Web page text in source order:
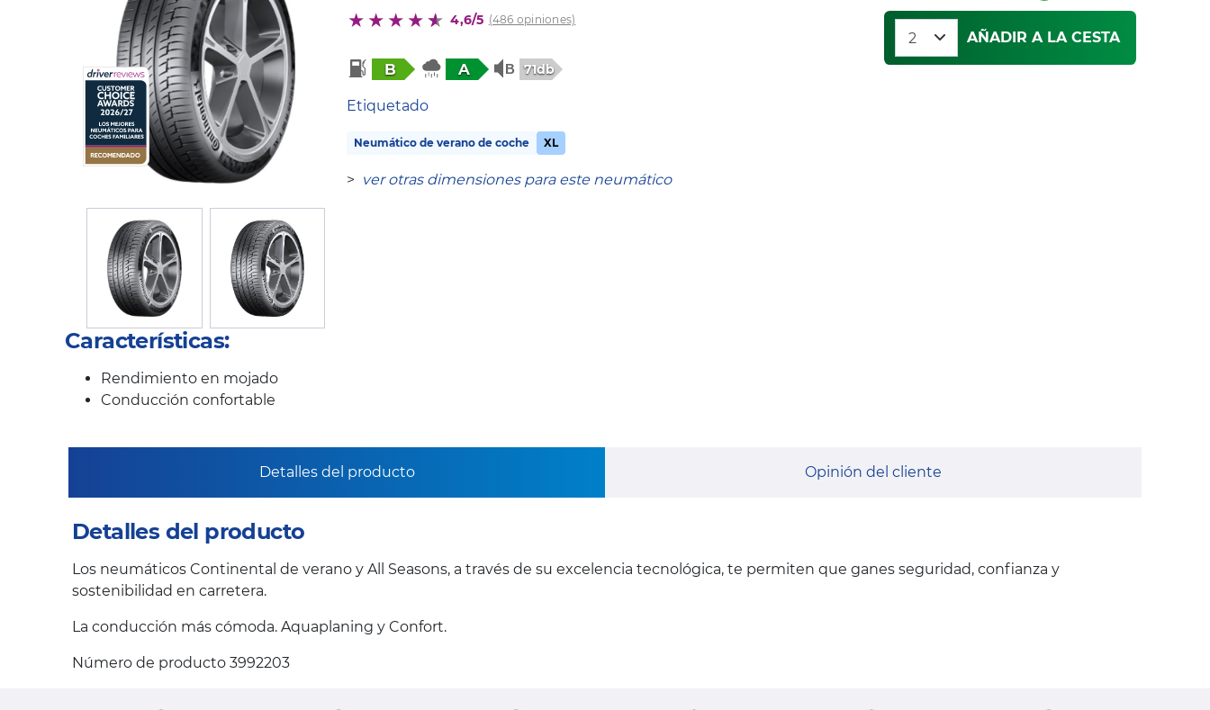
4,6/5 (486 opiniones)
B A 71db
Etiquetado
Neumático de verano de coche XL
> ver otras dimensiones para este neumático
AÑADIR A LA CESTA
Características:
Rendimiento en mojado
Conducción confortable
Detalles del producto Opinión del cliente
Detalles del producto
Los neumáticos Continental de verano y All Seasons, a través de su excelencia tecnológica, te permiten que ganes seguridad, confianza y
sostenibilidad en carretera.
La conducción más cómoda. Aquaplaning y Confort.
Número de producto 3992203